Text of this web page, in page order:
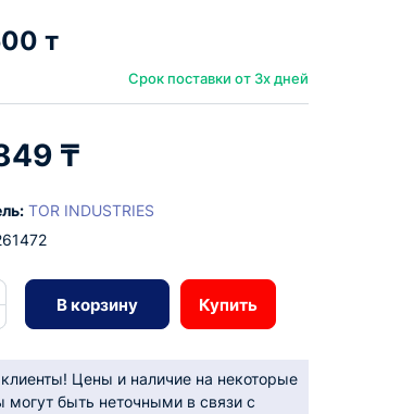
т
Срок поставки от 3х дней
₸
TOR INDUSTRIES
В корзину Купить
Цены и наличие на некоторые
могут быть неточными в связи с